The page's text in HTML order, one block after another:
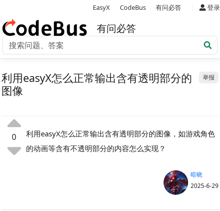
EasyX CodeBus 有问必答 登录
有问必答
举报
利用easyX怎么正常输出含有透明部分的
图像
0
利用easyX怎么正常输出含有透明部分的图像，如游戏角色
的动画等含有不透明部分的内容怎么实现？
暗晓
2025-6-29